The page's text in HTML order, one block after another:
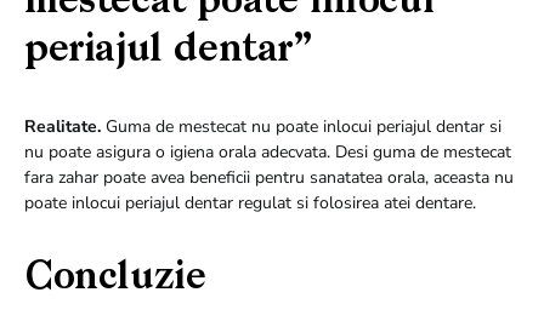
periajul dentar”
Realitate. Guma de mestecat nu poate inlocui periajul dentar si
nu poate asigura o igiena orala adecvata. Desi guma de mestecat
fara zahar poate avea beneficii pentru sanatatea orala, aceasta nu
poate inlocui periajul dentar regulat si folosirea atei dentare.
Concluzie